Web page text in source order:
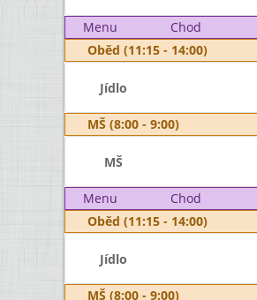
Menu Chod
Oběd (11:15 - 14:00)
Jídlo
MŠ (8:00 - 9:00)
MŠ
Menu Chod
Oběd (11:15 - 14:00)
Jídlo
MŠ (8:00 - 9:00)